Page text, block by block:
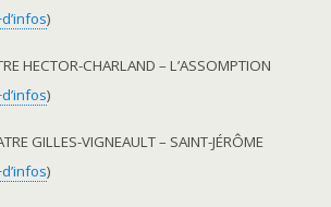
)
HECTOR-CHARLAND – L’ASSOMPTION
)
GILLES-VIGNEAULT – SAINT-JÉRÔME
)